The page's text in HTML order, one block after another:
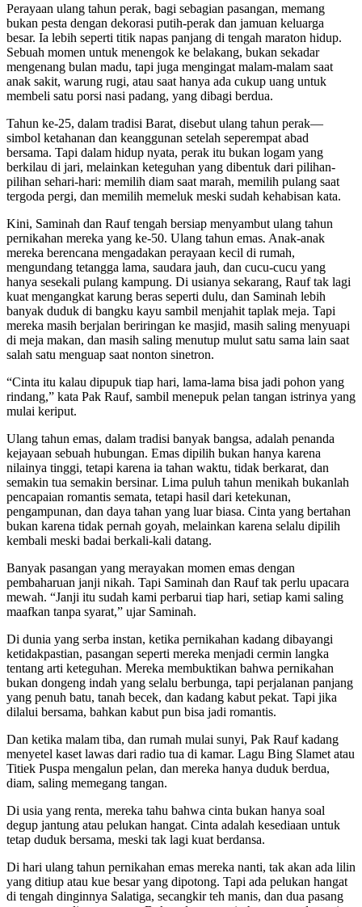
Perayaan ulang tahun perak, bagi sebagian pasangan, memang
bukan pesta dengan dekorasi putih-perak dan jamuan keluarga
besar. Ia lebih seperti titik napas panjang di tengah maraton hidup.
Sebuah momen untuk menengok ke belakang, bukan sekadar
mengenang bulan madu, tapi juga mengingat malam-malam saat
anak sakit, warung rugi, atau saat hanya ada cukup uang untuk
membeli satu porsi nasi padang, yang dibagi berdua.
Tahun ke-25, dalam tradisi Barat, disebut ulang tahun perak—
simbol ketahanan dan keanggunan setelah seperempat abad
bersama. Tapi dalam hidup nyata, perak itu bukan logam yang
berkilau di jari, melainkan keteguhan yang dibentuk dari pilihan-
pilihan sehari-hari: memilih diam saat marah, memilih pulang saat
tergoda pergi, dan memilih memeluk meski sudah kehabisan kata.
Kini, Saminah dan Rauf tengah bersiap menyambut ulang tahun
pernikahan mereka yang ke-50. Ulang tahun emas. Anak-anak
mereka berencana mengadakan perayaan kecil di rumah,
mengundang tetangga lama, saudara jauh, dan cucu-cucu yang
hanya sesekali pulang kampung. Di usianya sekarang, Rauf tak lagi
kuat mengangkat karung beras seperti dulu, dan Saminah lebih
banyak duduk di bangku kayu sambil menjahit taplak meja. Tapi
mereka masih berjalan beriringan ke masjid, masih saling menyuapi
di meja makan, dan masih saling menutup mulut satu sama lain saat
salah satu menguap saat nonton sinetron.
“Cinta itu kalau dipupuk tiap hari, lama-lama bisa jadi pohon yang
rindang,” kata Pak Rauf, sambil menepuk pelan tangan istrinya yang
mulai keriput.
Ulang tahun emas, dalam tradisi banyak bangsa, adalah penanda
kejayaan sebuah hubungan. Emas dipilih bukan hanya karena
nilainya tinggi, tetapi karena ia tahan waktu, tidak berkarat, dan
semakin tua semakin bersinar. Lima puluh tahun menikah bukanlah
pencapaian romantis semata, tetapi hasil dari ketekunan,
pengampunan, dan daya tahan yang luar biasa. Cinta yang bertahan
bukan karena tidak pernah goyah, melainkan karena selalu dipilih
kembali meski badai berkali-kali datang.
Banyak pasangan yang merayakan momen emas dengan
pembaharuan janji nikah. Tapi Saminah dan Rauf tak perlu upacara
mewah. “Janji itu sudah kami perbarui tiap hari, setiap kami saling
maafkan tanpa syarat,” ujar Saminah.
Di dunia yang serba instan, ketika pernikahan kadang dibayangi
ketidakpastian, pasangan seperti mereka menjadi cermin langka
tentang arti keteguhan. Mereka membuktikan bahwa pernikahan
bukan dongeng indah yang selalu berbunga, tapi perjalanan panjang
yang penuh batu, tanah becek, dan kadang kabut pekat. Tapi jika
dilalui bersama, bahkan kabut pun bisa jadi romantis.
Dan ketika malam tiba, dan rumah mulai sunyi, Pak Rauf kadang
menyetel kaset lawas dari radio tua di kamar. Lagu Bing Slamet atau
Titiek Puspa mengalun pelan, dan mereka hanya duduk berdua,
diam, saling memegang tangan.
Di usia yang renta, mereka tahu bahwa cinta bukan hanya soal
degup jantung atau pelukan hangat. Cinta adalah kesediaan untuk
tetap duduk bersama, meski tak lagi kuat berdansa.
Di hari ulang tahun pernikahan emas mereka nanti, tak akan ada lilin
yang ditiup atau kue besar yang dipotong. Tapi ada pelukan hangat
di tengah dinginnya Salatiga, secangkir teh manis, dan dua pasang